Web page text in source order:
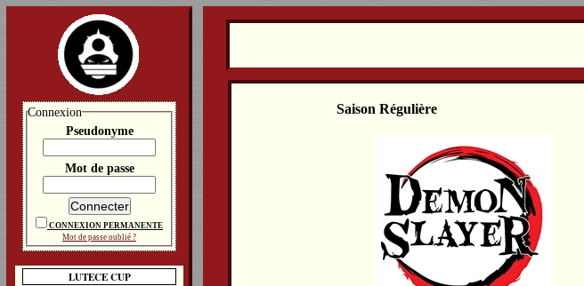
Saison Régulière
Connexion
Pseudonyme
Mot de passe
CONNEXION PERMANENTE
Mot de passe oublié ?
LUTECE CUP